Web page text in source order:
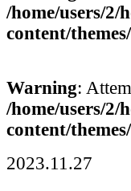
/home/users/
content/
Warning:
/home/users/
content/
2023.11.27